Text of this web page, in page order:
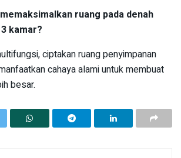
ruang pada denah
kamar?
ciptakan ruang penyimpanan
cahaya alami untuk membuat
besar.